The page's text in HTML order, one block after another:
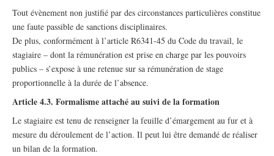
Tout évènement non justifié par des circonstances particulières constitue
une faute passible de sanctions disciplinaires.
De plus, conformément à l’article R6341-45 du Code du travail, le
stagiaire – dont la rémunération est prise en charge par les pouvoirs
publics – s’expose à une retenue sur sa rémunération de stage
proportionnelle à la durée de l’absence.
Article 4.3. Formalisme attaché au suivi de la formation
Le stagiaire est tenu de renseigner la feuille d’émargement au fur et à
mesure du déroulement de l’action. Il peut lui être demandé de réaliser
un bilan de la formation.